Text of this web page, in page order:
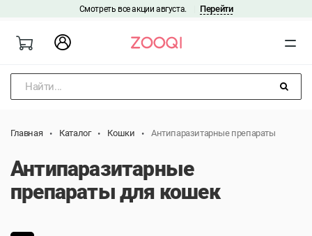
Смотреть все акции августа. Перейти
Найти...
Главная Каталог Кошки Антипаразитарные препараты
Антипаразитарные
препараты для кошек